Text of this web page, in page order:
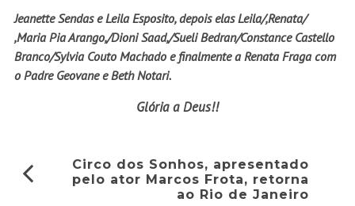
Jeanette Sendas e Leila Esposito, depois elas Leila/,Renata/
,Maria Pia Arango,/Dioni Saad,/Sueli Bedran/Constance Castello
Branco/Sylvia Couto Machado e finalmente a Renata Fraga com
o Padre Geovane e Beth Notari.
Glória a Deus!!
Circo dos Sonhos, apresentado
pelo ator Marcos Frota, retorna
ao Rio de Janeiro